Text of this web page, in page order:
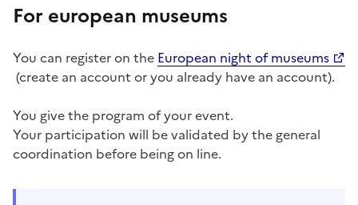
For european museums
You can register on the European night of museums
(create an account or you already have an account).
You give the program of your event.
Your participation will be validated by the general
coordination before being on line.